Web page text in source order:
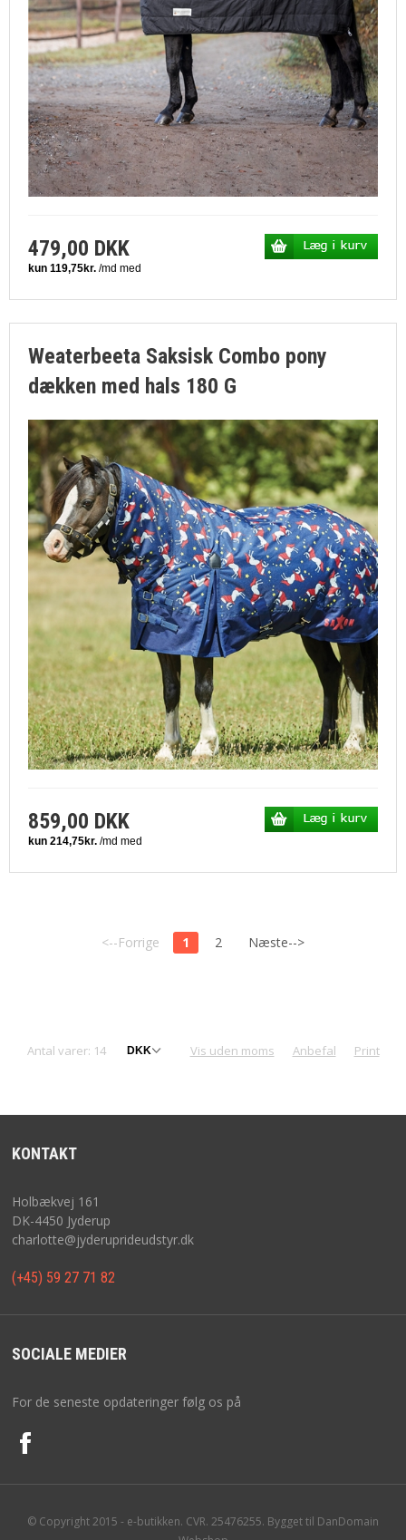
479,00 DKK
Weaterbeeta Saksisk Combo pony
dækken med hals 180 G
859,00 DKK
<--Forrige 1 2 Næste-->
Antal varer: 14 Vis uden moms Anbefal Print
KONTAKT
Holbækvej 161
DK-4450 Jyderup
charlotte@jyderuprideudstyr.dk
(+45) 59 27 71 82
SOCIALE MEDIER
For de seneste opdateringer følg os på
© Copyright 2015 - e-butikken. CVR. 25476255. Bygget til DanDomain